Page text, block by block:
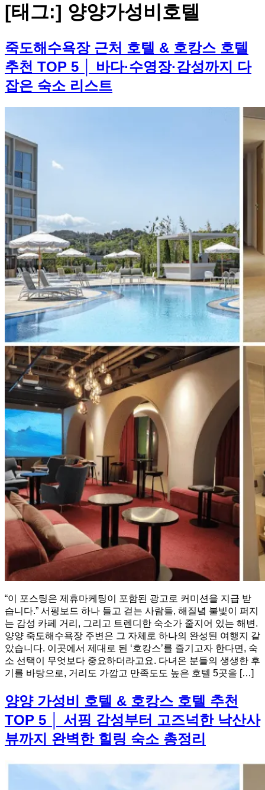
[태그:] 양양가성비호텔
죽도해수욕장 근처 호텔 & 호캉스 호텔
추천 TOP 5 │ 바다·수영장·감성까지 다
잡은 숙소 리스트
“이 포스팅은 제휴마케팅이 포함된 광고로 커미션을 지급 받
습니다.” 서핑보드 하나 들고 걷는 사람들, 해질녘 불빛이 퍼지
는 감성 카페 거리, 그리고 트렌디한 숙소가 줄지어 있는 해변.
양양 죽도해수욕장 주변은 그 자체로 하나의 완성된 여행지 같
았습니다. 이곳에서 제대로 된 ‘호캉스’를 즐기고자 한다면, 숙
소 선택이 무엇보다 중요하더라고요. 다녀온 분들의 생생한 후
기를 바탕으로, 거리도 가깝고 만족도도 높은 호텔 5곳을 […]
양양 가성비 호텔 & 호캉스 호텔 추천
TOP 5 │ 서핑 감성부터 고즈넉한 낙산사
뷰까지 완벽한 힐링 숙소 총정리